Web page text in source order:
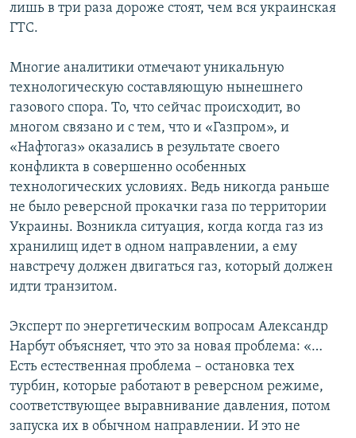
лишь в три раза дороже стоят, чем вся украинская
ГТС.
Многие аналитики отмечают уникальную
технологическую составляющую нынешнего
газового спора. То, что сейчас происходит, во
многом связано и с тем, что и «Газпром», и
«Нафтогаз» оказались в результате своего
конфликта в совершенно особенных
технологических условиях. Ведь никогда раньше
не было реверсной прокачки газа по территории
Украины. Возникла ситуация, когда когда газ из
хранилищ идет в одном направлении, а ему
навстречу должен двигаться газ, который должен
идти транзитом.
Эксперт по энергетическим вопросам Александр
Нарбут объясняет, что это за новая проблема: «…
Есть естественная проблема – остановка тех
турбин, которые работают в реверсном режиме,
соответствующее выравнивание давления, потом
запуска их в обычном направлении. И это не